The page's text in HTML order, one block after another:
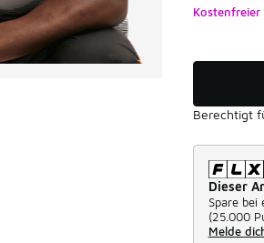
Berechtigt
Dieser
Spare bei
(25.000
Melde